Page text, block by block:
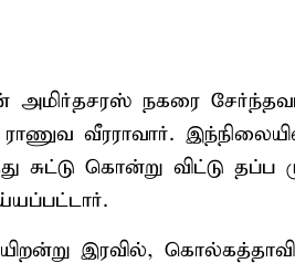
அமிர்தசரஸ் நகரை
வீரராவார்.
சுட்டு கொன்று விட்டு
இரவில்,